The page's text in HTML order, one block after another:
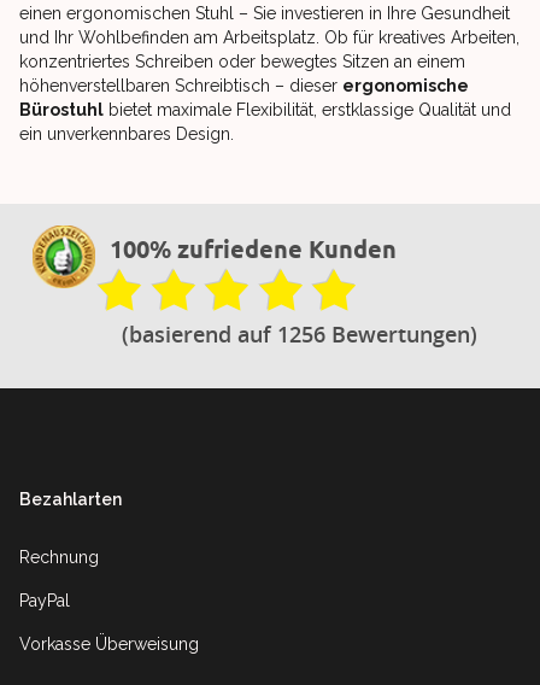
einen ergonomischen Stuhl – Sie investieren in Ihre Gesundheit
und Ihr Wohlbefinden am Arbeitsplatz. Ob für kreatives Arbeiten,
konzentriertes Schreiben oder bewegtes Sitzen an einem
höhenverstellbaren Schreibtisch – dieser ergonomische
Bürostuhl bietet maximale Flexibilität, erstklassige Qualität und
ein unverkennbares Design.
100% zufriedene Kunden
(basierend auf 1256 Bewertungen)
Bezahlarten
Rechnung
PayPal
Vorkasse Überweisung